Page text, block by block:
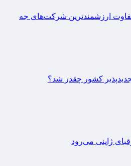
ارزشمندترین شرکت‌های جه
کشور چقدر شد؟
ژاپنی می‌رود